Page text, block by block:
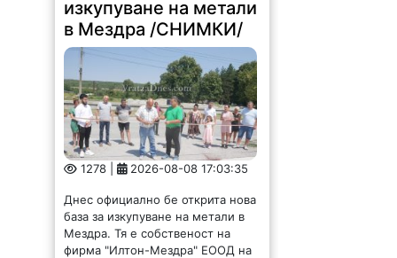
изкупуване на метали
в Мездра /СНИМКИ/
1278 | 2026-08-08 17:03:35
Днес официално бе открита нова
база за изкупуване на метали в
Мездра. Тя е собственост на
фирма "Илтон-Мездра" ЕООД на